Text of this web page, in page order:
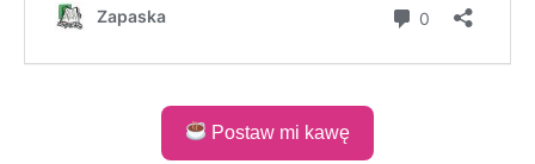
Postaw mi kawę